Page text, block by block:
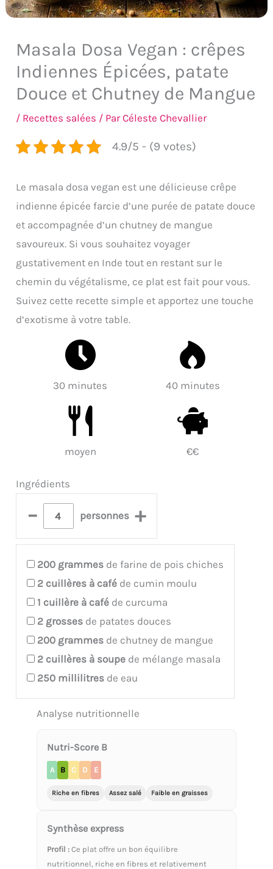
Masala Dosa Vegan : crêpes
Indiennes Épicées, patate
Douce et Chutney de Mangue
/ Recettes salées / ParCéleste Chevallier
4.9/5 - (9 votes)
Le masala dosa vegan est une délicieuse crêpe
indienne épicée farcie d’une purée de patate douce
et accompagnée d’un chutney de mangue
savoureux. Si vous souhaitez voyager
gustativement en Inde tout en restant sur le
chemin du végétalisme, ce plat est fait pour vous.
Suivez cette recette simple et apportez une touche
d’exotisme à votre table.
30 minutes 40 minutes
moyen €€
Ingrédients
– personnes +
200 grammes de farine de pois chiches
2 cuillères à café de cumin moulu
1 cuillère à café de curcuma
2 grosses de patates douces
200 grammes de chutney de mangue
2 cuillères à soupe de mélange masala
250 millilitres de eau
Analyse nutritionnelle
Nutri-Score B
A B C D E
Riche en fibres Assez salé Faible en graisses
Synthèse express
Profil : Ce plat offre un bon équilibre
nutritionnel, riche en fibres et relativement